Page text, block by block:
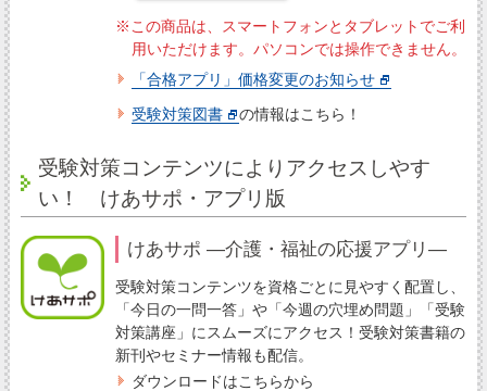
※この商品は、スマートフォンとタブレットでご利
用いただけます。パソコンでは操作できません。
「合格アプリ」価格変更のお知らせ
受験対策図書
の情報はこちら！
受験対策コンテンツによりアクセスしやす
い！ けあサポ・アプリ版
けあサポ ―介護・福祉の応援アプリ―
受験対策コンテンツを資格ごとに見やすく配置し、
「今日の一問一答」や「今週の穴埋め問題」「受験
対策講座」にスムーズにアクセス！受験対策書籍の
新刊やセミナー情報も配信。
ダウンロードはこちらから